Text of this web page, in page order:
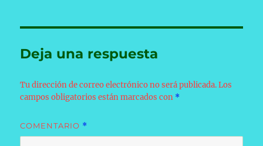
Deja una respuesta
Tu dirección de correo electrónico no será publicada. Los
campos obligatorios están marcados con *
COMENTARIO *